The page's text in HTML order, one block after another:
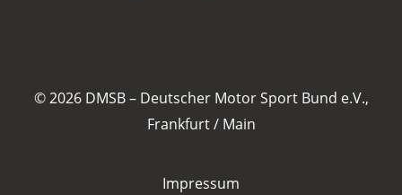
© 2026 DMSB – Deutscher Motor Sport Bund e.V.,
Frankfurt / Main
Impressum